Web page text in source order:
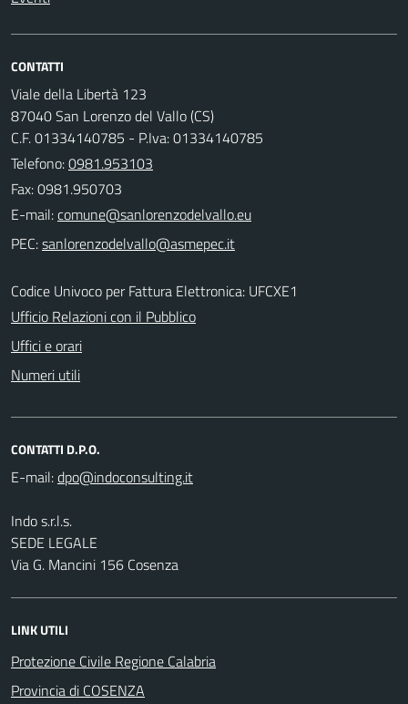
CONTATTI
Viale della Libertà 123
87040 San Lorenzo del Vallo (CS)
C.F. 01334140785 - P.Iva: 01334140785
Telefono:0981.953103
Fax: 0981.950703
E-mail:
PEC:
Codice Univoco per Fattura Elettronica: UFCXE1
Ufficio Relazioni con il Pubblico
Uffici e orari
Numeri utili
CONTATTI D.P.O.
E-mail:
Indo s.r.l.s.
SEDE LEGALE
Via G. Mancini 156 Cosenza
LINK UTILI
Protezione Civile Regione Calabria
Provincia di COSENZA